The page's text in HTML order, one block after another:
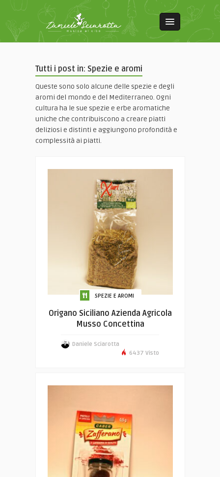
Tutti i post in: Spezie e aromi
Queste sono solo alcune delle spezie e degli
aromi del mondo e del Mediterraneo. Ogni
cultura ha le sue spezie e erbe aromatiche
uniche che contribuiscono a creare piatti
deliziosi e distinti e aggiungono profondità e
complessità ai piatti.
SPEZIE E AROMI
Origano Siciliano Azienda Agricola
Musso Concettina
Daniele Sciarotta
6437 Visto